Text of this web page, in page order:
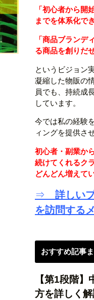
「初心者から開
までを体系化で
「商品ブランデ
る商品を創りだ
というビジョン
凝縮した物販の
員でも、持続成
しています。
今では私の経験
ィングを提供さ
初心者・副業か
続けてくれるク
どんどん増えて
⇒ 詳しい
を訪問する
おすすめ記事
【第1段階
方を詳しく解